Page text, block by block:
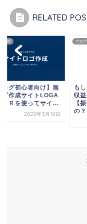
RELATED
運営
ログ初心者向け】無
ゴ作成サイトLOGA
ＥＲを使ってサイ...
2020年3月10日
ブロ
も
収
【
の？